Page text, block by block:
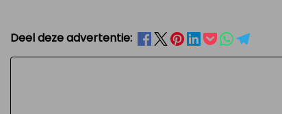
Deel deze advertentie: